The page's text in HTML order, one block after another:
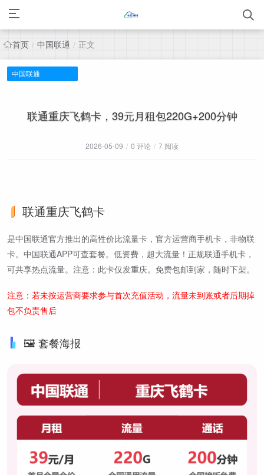
首页 / 中国联通 / 正文
中国联通
联通重庆飞鹤卡，39元月租包220G+200分钟
2026-05-09 / 0 评论 / 7 阅读
联通重庆飞鹤卡
是中国联通官方推出的高性价比流量卡，官方运营商手机卡，非物联
卡。中国联通APP可查套餐。低资费，超大流量！正规联通手机卡，
可共享热点流量。注意：此卡仅发重庆。免费包邮到家，随时下架。
注意：若未按运营商要求参与首次充值活动，流量未到账或者后期掉
包不负责售后
🖼️ 套餐海报